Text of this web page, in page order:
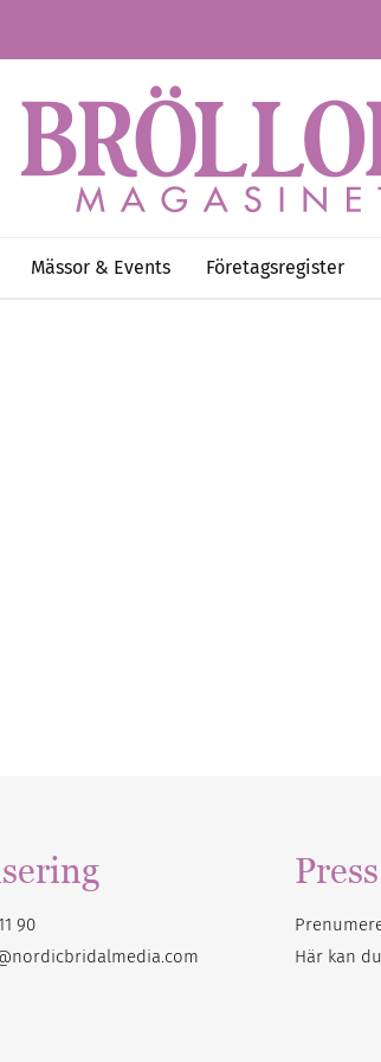
Mässor & Events Företagsregister
90
Press
Här kan du